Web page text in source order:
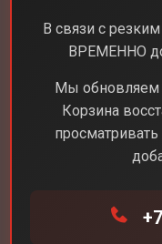
iPhone
В связи с
ВРЕМЕННО
Мы обновляем
Корзина